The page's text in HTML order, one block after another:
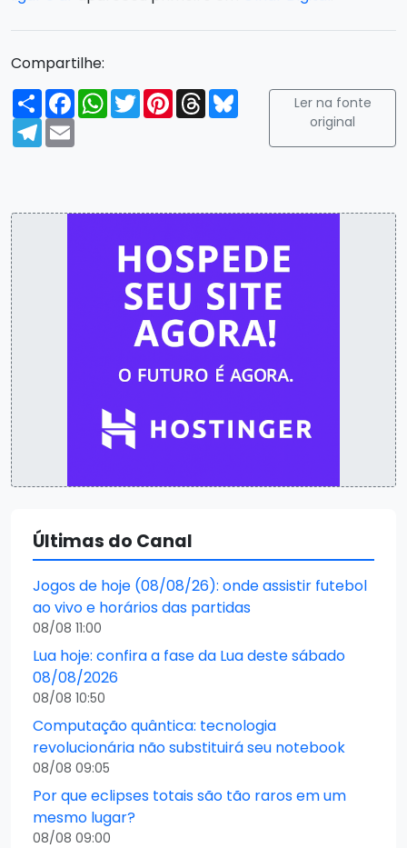
Compartilhe:
Compartilhar
FacebookWhatsApp
TwitterPinterest
ThreadsBluesky
Telegram
Email
Ler na fonte
original
Últimas do Canal
Jogos de hoje (08/08/26): onde assistir futebol
ao vivo e horários das partidas
08/08 11:00
Lua hoje: confira a fase da Lua deste sábado
08/08/2026
08/08 10:50
Computação quântica: tecnologia
revolucionária não substituirá seu notebook
08/08 09:05
Por que eclipses totais são tão raros em um
mesmo lugar?
08/08 09:00